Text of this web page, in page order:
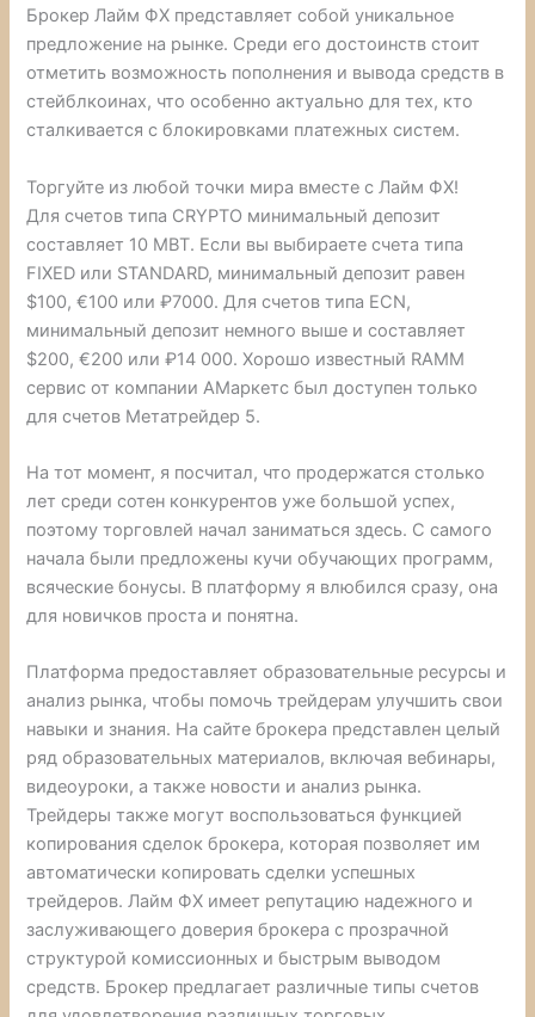
Брокер Лайм ФХ представляет собой уникальное
предложение на рынке. Среди его достоинств стоит
отметить возможность пополнения и вывода средств в
стейблкоинах, что особенно актуально для тех, кто
сталкивается с блокировками платежных систем.
Торгуйте из любой точки мира вместе с Лайм ФХ!
Для счетов типа CRYPTO минимальный депозит
составляет 10 MBT. Если вы выбираете счета типа
FIXED или STANDARD, минимальный депозит равен
$100, €100 или ₽7000. Для счетов типа ECN,
минимальный депозит немного выше и составляет
$200, €200 или ₽14 000. Хорошо известный RAMM
сервис от компании АМаркетс был доступен только
для счетов Метатрейдер 5.
На тот момент, я посчитал, что продержатся столько
лет среди сотен конкурентов уже большой успех,
поэтому торговлей начал заниматься здесь. С самого
начала были предложены кучи обучающих программ,
всяческие бонусы. В платформу я влюбился сразу, она
для новичков проста и понятна.
Платформа предоставляет образовательные ресурсы и
анализ рынка, чтобы помочь трейдерам улучшить свои
навыки и знания. На сайте брокера представлен целый
ряд образовательных материалов, включая вебинары,
видеоуроки, а также новости и анализ рынка.
Трейдеры также могут воспользоваться функцией
копирования сделок брокера, которая позволяет им
автоматически копировать сделки успешных
трейдеров. Лайм ФХ имеет репутацию надежного и
заслуживающего доверия брокера с прозрачной
структурой комиссионных и быстрым выводом
средств. Брокер предлагает различные типы счетов